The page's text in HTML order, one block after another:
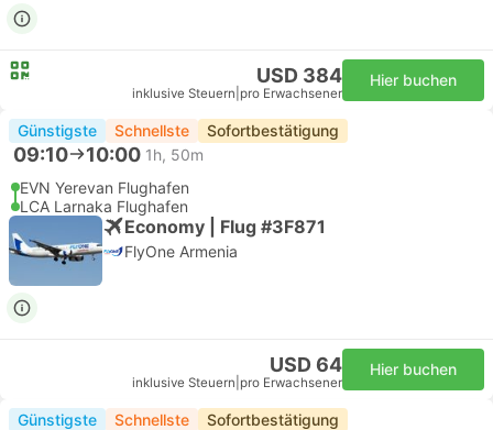
USD 384
inklusive Steuern pro Erwachsener
Hier buchen
Günstigste Schnellste Sofortbestätigung
09:10 10:00 1h, 50m
EVN Yerevan Flughafen
LCA Larnaka Flughafen
Economy | Flug #3F871
FlyOne Armenia
USD 64
inklusive Steuern pro Erwachsener
Hier buchen
Günstigste Schnellste Sofortbestätigung